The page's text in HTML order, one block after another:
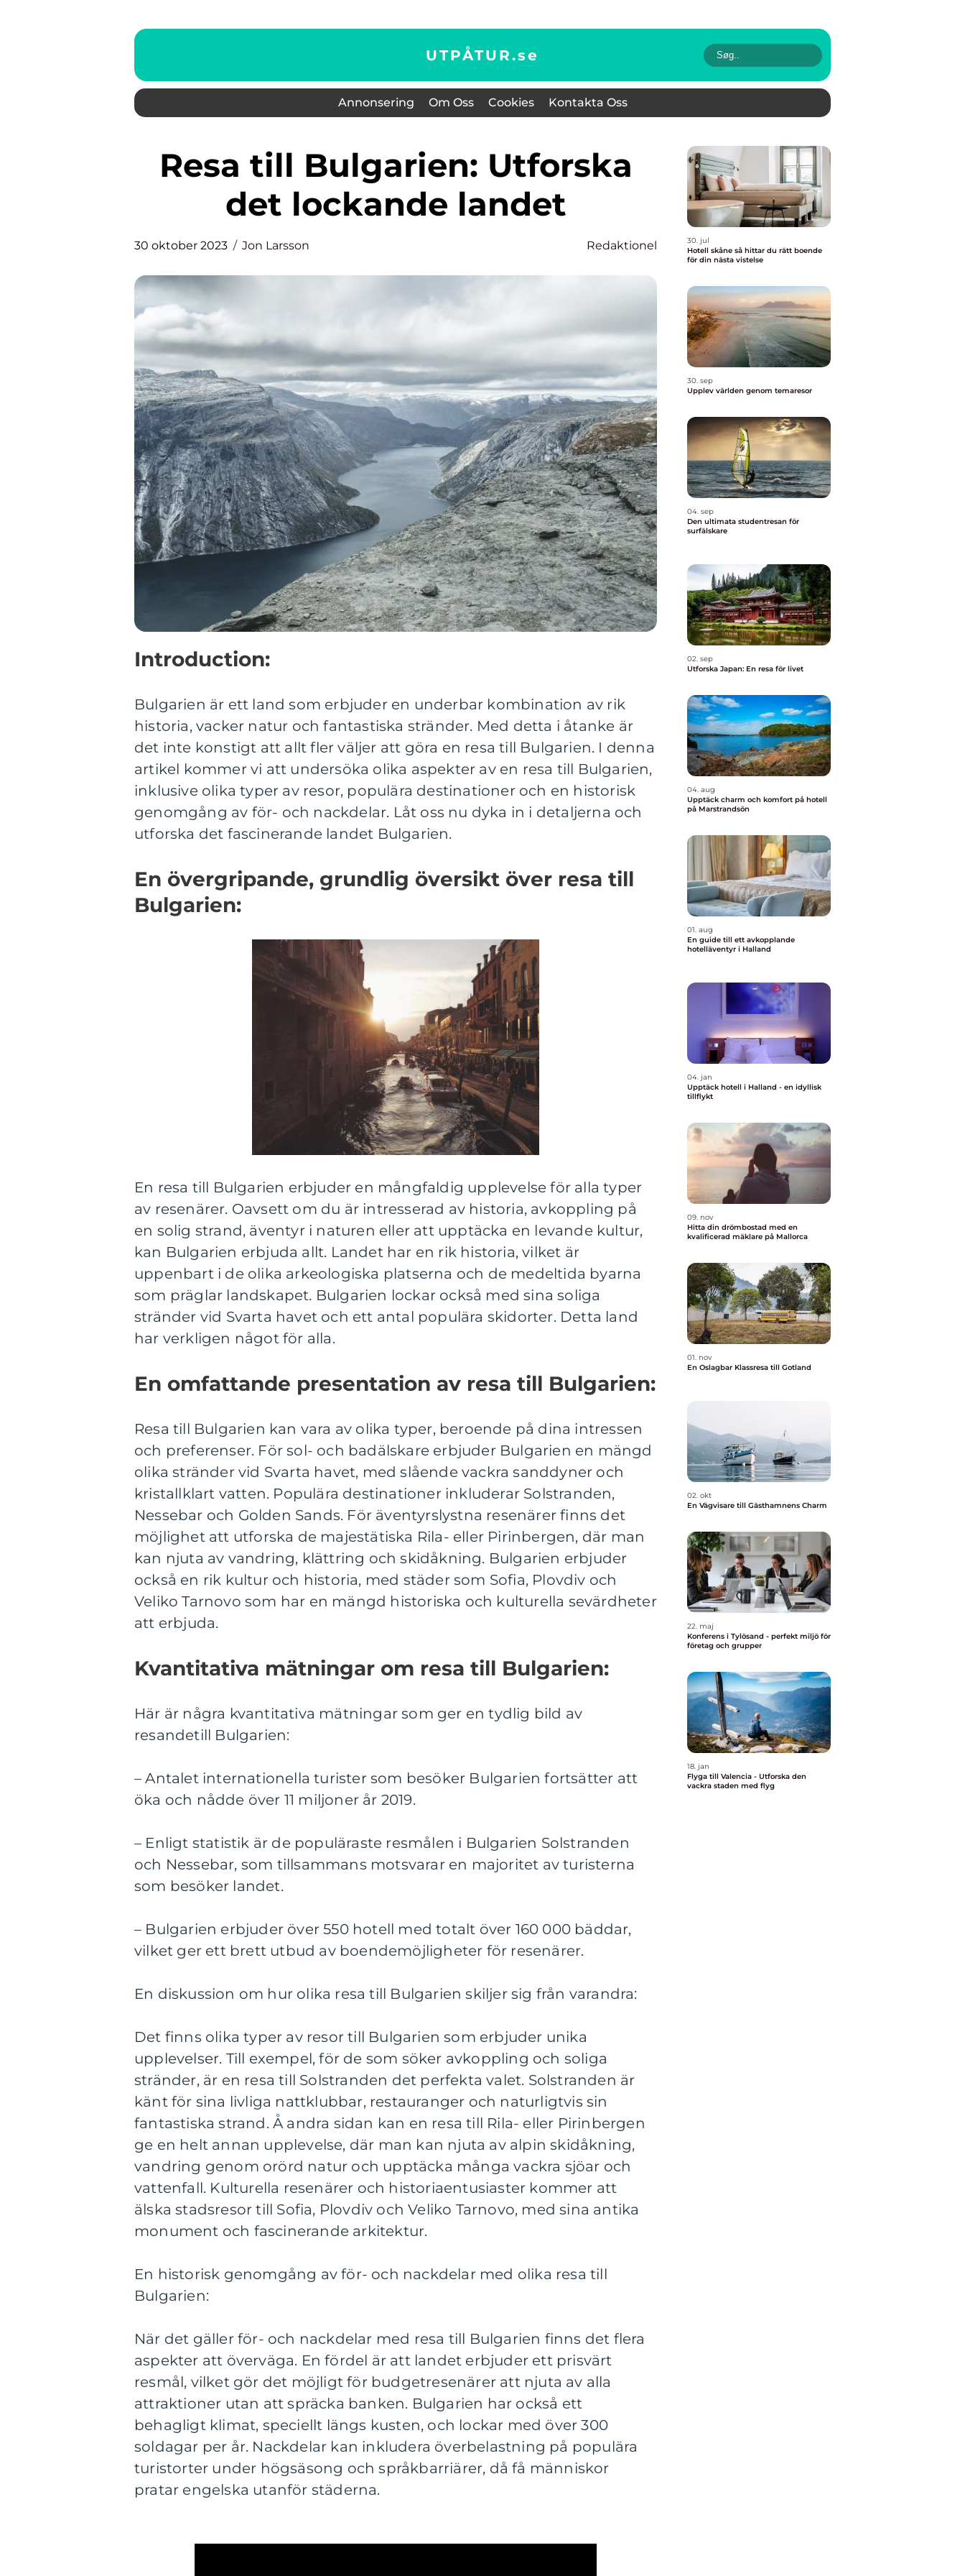
UTPÅTUR.se
Annonsering Om Oss Cookies Kontakta Oss
Resa till Bulgarien: Utforska
det lockande landet
30 oktober 2023 Jon Larsson Redaktionel
Introduction:
Bulgarien är ett land som erbjuder en underbar kombination av rik
historia, vacker natur och fantastiska stränder. Med detta i åtanke är
det inte konstigt att allt fler väljer att göra en resa till Bulgarien. I denna
artikel kommer vi att undersöka olika aspekter av en resa till Bulgarien,
inklusive olika typer av resor, populära destinationer och en historisk
genomgång av för- och nackdelar. Låt oss nu dyka in i detaljerna och
utforska det fascinerande landet Bulgarien.
En övergripande, grundlig översikt över resa till
Bulgarien:
En resa till Bulgarien erbjuder en mångfaldig upplevelse för alla typer
av resenärer. Oavsett om du är intresserad av historia, avkoppling på
en solig strand, äventyr i naturen eller att upptäcka en levande kultur,
kan Bulgarien erbjuda allt. Landet har en rik historia, vilket är
uppenbart i de olika arkeologiska platserna och de medeltida byarna
som präglar landskapet. Bulgarien lockar också med sina soliga
stränder vid Svarta havet och ett antal populära skidorter. Detta land
har verkligen något för alla.
En omfattande presentation av resa till Bulgarien:
Resa till Bulgarien kan vara av olika typer, beroende på dina intressen
och preferenser. För sol- och badälskare erbjuder Bulgarien en mängd
olika stränder vid Svarta havet, med slående vackra sanddyner och
kristallklart vatten. Populära destinationer inkluderar Solstranden,
Nessebar och Golden Sands. För äventyrslystna resenärer finns det
möjlighet att utforska de majestätiska Rila- eller Pirinbergen, där man
kan njuta av vandring, klättring och skidåkning. Bulgarien erbjuder
också en rik kultur och historia, med städer som Sofia, Plovdiv och
Veliko Tarnovo som har en mängd historiska och kulturella sevärdheter
att erbjuda.
Kvantitativa mätningar om resa till Bulgarien:
Här är några kvantitativa mätningar som ger en tydlig bild av
resandetill Bulgarien:
– Antalet internationella turister som besöker Bulgarien fortsätter att
öka och nådde över 11 miljoner år 2019.
– Enligt statistik är de populäraste resmålen i Bulgarien Solstranden
och Nessebar, som tillsammans motsvarar en majoritet av turisterna
som besöker landet.
– Bulgarien erbjuder över 550 hotell med totalt över 160 000 bäddar,
vilket ger ett brett utbud av boendemöjligheter för resenärer.
En diskussion om hur olika resa till Bulgarien skiljer sig från varandra:
Det finns olika typer av resor till Bulgarien som erbjuder unika
upplevelser. Till exempel, för de som söker avkoppling och soliga
stränder, är en resa till Solstranden det perfekta valet. Solstranden är
känt för sina livliga nattklubbar, restauranger och naturligtvis sin
fantastiska strand. Å andra sidan kan en resa till Rila- eller Pirinbergen
ge en helt annan upplevelse, där man kan njuta av alpin skidåkning,
vandring genom orörd natur och upptäcka många vackra sjöar och
vattenfall. Kulturella resenärer och historiaentusiaster kommer att
älska stadsresor till Sofia, Plovdiv och Veliko Tarnovo, med sina antika
monument och fascinerande arkitektur.
En historisk genomgång av för- och nackdelar med olika resa till
Bulgarien:
När det gäller för- och nackdelar med resa till Bulgarien finns det flera
aspekter att överväga. En fördel är att landet erbjuder ett prisvärt
resmål, vilket gör det möjligt för budgetresenärer att njuta av alla
attraktioner utan att spräcka banken. Bulgarien har också ett
behagligt klimat, speciellt längs kusten, och lockar med över 300
soldagar per år. Nackdelar kan inkludera överbelastning på populära
turistorter under högsäsong och språkbarriärer, då få människor
pratar engelska utanför städerna.
30. jul
Hotell skåne så hittar du rätt boende
för din nästa vistelse
30. sep
Upplev världen genom temaresor
04. sep
Den ultimata studentresan för
surfälskare
02. sep
Utforska Japan: En resa för livet
04. aug
Upptäck charm och komfort på hotell
på Marstrandsön
01. aug
En guide till ett avkopplande
hotelläventyr i Halland
04. jan
Upptäck hotell i Halland - en idyllisk
tillflykt
09. nov
Hitta din drömbostad med en
kvalificerad mäklare på Mallorca
01. nov
En Oslagbar Klassresa till Gotland
02. okt
En Vägvisare till Gästhamnens Charm
22. maj
Konferens i Tylösand - perfekt miljö för
företag och grupper
18. jan
Flyga till Valencia - Utforska den
vackra staden med flyg